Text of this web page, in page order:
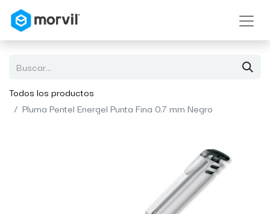
Todos los productos
Pluma Pentel Energel Punta Fina 0.7 mm Negro